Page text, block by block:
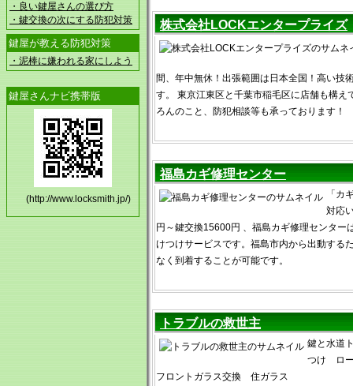
・良い鍵屋さんの選び方
・鍵交換の次にする防犯対策
鍵屋が教える防犯対策
・泥棒に嫌われる家にしよう
鍵屋さんナビ携帯版
(http://www.locksmith.jp/)
株式会社LOCKエンタープライズ
間、年中無休！出張範囲は日本全国！高い技
す。 東京江東区と千葉市稲毛区に店舗も構え
ろんのこと、防犯相談等も承っております！
福島カギ修理センター
「カ
対応
円～鍵交換15600円 、福島カギ修理センター
けつけサービスです。福島市内から出動する
なく到着することが可能です。
トラブルの救世主
鍵と水道
つけ ロ
フロントガラス交換 住ガラス